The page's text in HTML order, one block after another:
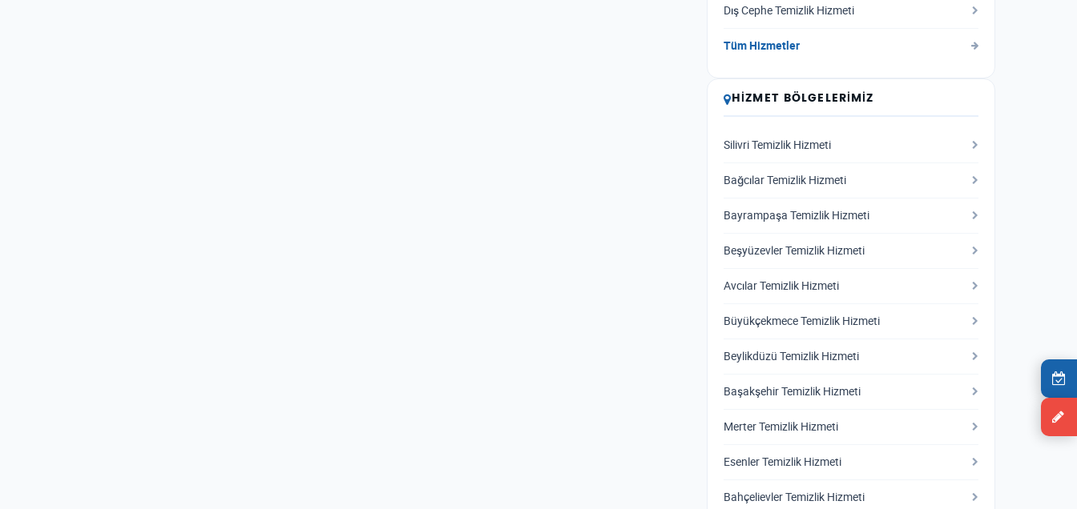
Dış Cephe Temizlik Hizmeti
Tüm Hizmetler
HIZMET BÖLGELERIMIZ
Silivri Temizlik Hizmeti
Bağcılar Temizlik Hizmeti
Bayrampaşa Temizlik Hizmeti
Beşyüzevler Temizlik Hizmeti
Avcılar Temizlik Hizmeti
Büyükçekmece Temizlik Hizmeti
Beylikdüzü Temizlik Hizmeti
Başakşehir Temizlik Hizmeti
Merter Temizlik Hizmeti
Esenler Temizlik Hizmeti
Bahçelievler Temizlik Hizmeti